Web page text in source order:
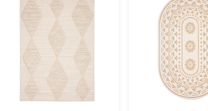
durable, beige, 8 x 10